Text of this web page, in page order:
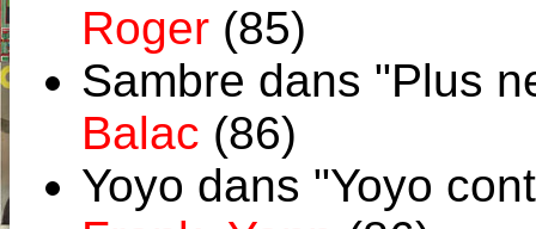
Roger (85)
Sambre dans "Plus
Balac (86)
Yoyo dans "Yoyo